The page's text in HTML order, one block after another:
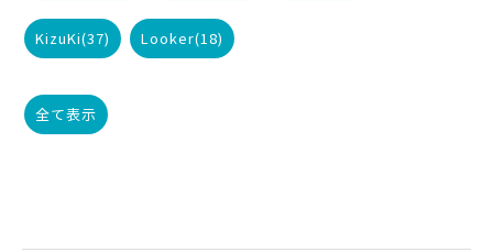
KizuKi(37) Looker(18)
全て表示